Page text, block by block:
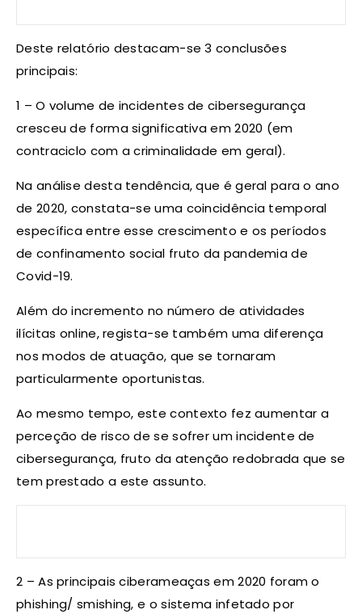
Deste relatório destacam-se 3 conclusões
principais:
1 – O volume de incidentes de cibersegurança
cresceu de forma significativa em 2020 (em
contraciclo com a criminalidade em geral).
Na análise desta tendência, que é geral para o ano
de 2020, constata-se uma coincidência temporal
específica entre esse crescimento e os períodos
de confinamento social fruto da pandemia de
Covid-19.
Além do incremento no número de atividades
ilícitas online, regista-se também uma diferença
nos modos de atuação, que se tornaram
particularmente oportunistas.
Ao mesmo tempo, este contexto fez aumentar a
perceção de risco de se sofrer um incidente de
cibersegurança, fruto da atenção redobrada que se
tem prestado a este assunto.
2 – As principais ciberameaças em 2020 foram o
phishing/ smishing, e o sistema infetado por